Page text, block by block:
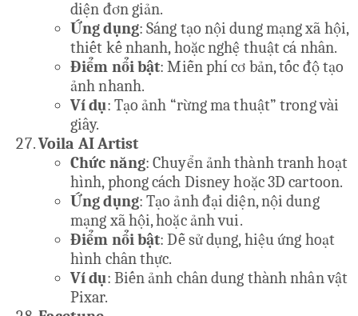
diện đơn giản.
Ứng dụng: Sáng tạo nội dung mạng xã hội,
thiết kế nhanh, hoặc nghệ thuật cá nhân.
Điểm nổi bật: Miễn phí cơ bản, tốc độ tạo
ảnh nhanh.
Ví dụ: Tạo ảnh “rừng ma thuật” trong vài
giây.
Voila AI Artist
Chức năng: Chuyển ảnh thành tranh hoạt
hình, phong cách Disney hoặc 3D cartoon.
Ứng dụng: Tạo ảnh đại diện, nội dung
mạng xã hội, hoặc ảnh vui.
Điểm nổi bật: Dễ sử dụng, hiệu ứng hoạt
hình chân thực.
Ví dụ: Biến ảnh chân dung thành nhân vật
Pixar.